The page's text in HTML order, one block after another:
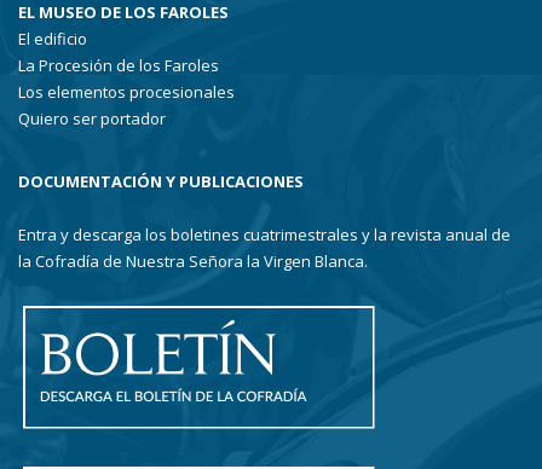
EL MUSEO DE LOS FAROLES
El edificio
La Procesión de los Faroles
Los elementos procesionales
Quiero ser portador
DOCUMENTACIÓN Y PUBLICACIONES
Entra y descarga los boletines cuatrimestrales y la revista anual de
la Cofradía de Nuestra Señora la Virgen Blanca.